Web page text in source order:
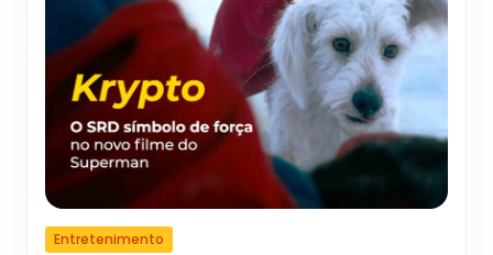
Entretenimento